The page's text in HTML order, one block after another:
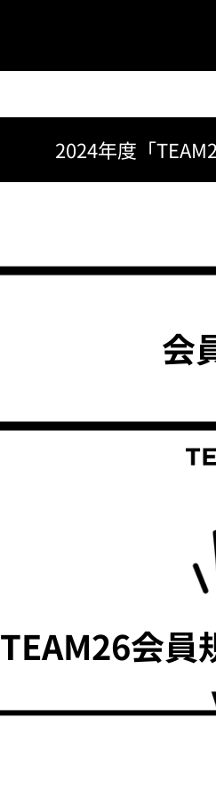
2024年度「
会
TEAM26会員